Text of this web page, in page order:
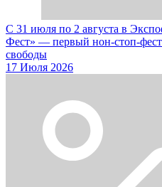
С 31 июля по 2 августа в
Фест» — первый нон-стоп-
свободы
17 Июля 2026